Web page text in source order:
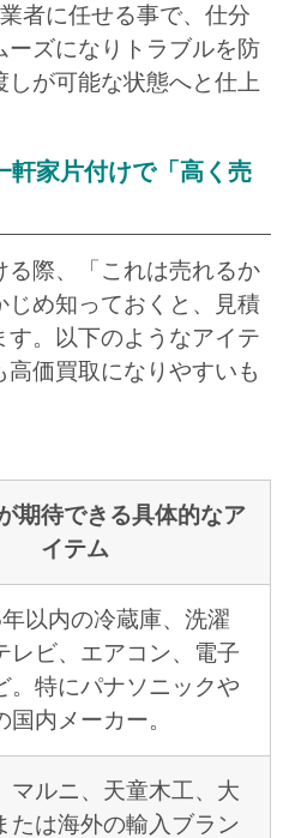
者に任せる事で、仕分
ーズになりトラブルを防
しが可能な状態へと仕上
軒家片付けで「高く売
る際、「これは売れるか
じめ知っておくと、見積
す。以下のようなアイテ
高価買取になりやすいも
期待できる具体的なア
イテム
以内の冷蔵庫、洗濯
レビ、エアコン、電子
。特にパナソニックや
国内メーカー。
マルニ、天童木工、大
たは海外の輸入ブラン